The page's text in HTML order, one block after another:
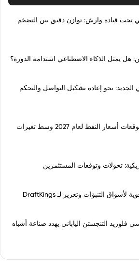
تحت قيادة وارش: توازن دقيق بين التضخم
هل يمثل الذكاء الاصطناعي استدامة الدورة؟
الجديد: نحو إعادة تشكيل التواصل والتحكم
جولدمان ساكس يخفض توقعات أسعار النفط لعام 2027 وسط تغيرات
تحولات وتوقعات المستثمرين
التنجستن الياباني يهدد صناعة أشباه